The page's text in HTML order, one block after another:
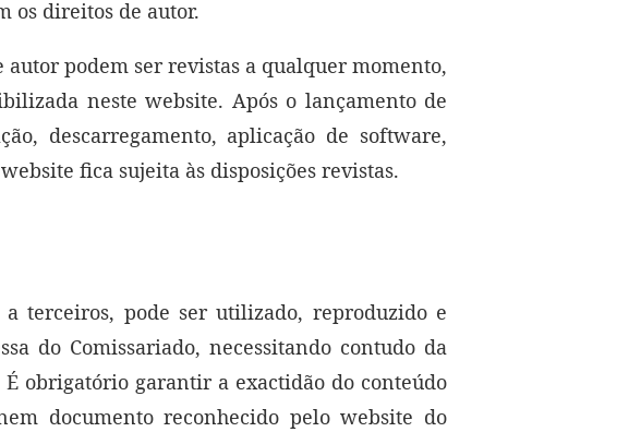
os direitos de autor.
podem ser revistas a qualquer momento,
neste website. Após o lançamento de
descarregamento, aplicação de software,
fica sujeita às disposições revistas.
terceiros, pode ser utilizado, reproduzido e
do Comissariado, necessitando contudo da
obrigatório garantir a exactidão do conteúdo
documento reconhecido pelo website do